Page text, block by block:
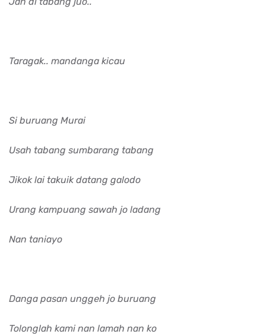
Taragak.. mandanga kicau
Si buruang Murai
Usah tabang sumbarang tabang
Jikok lai takuik datang galodo
Urang kampuang sawah jo ladang
Nan taniayo
Danga pasan unggeh jo buruang
Tolonglah kami nan lamah nan ko